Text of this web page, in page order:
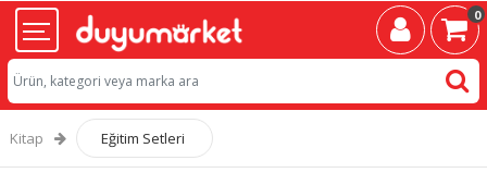
0
Kitap Eğitim Setleri